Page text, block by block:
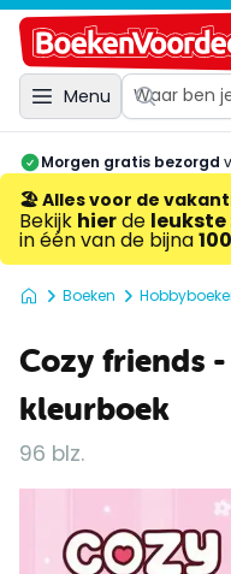
Menu
Morgen gratis bezorgd
🏖️ Alles voor de
Bekijk hierde
in één van de bijna
Boeken
Cozy friends
kleurboek
96 blz.